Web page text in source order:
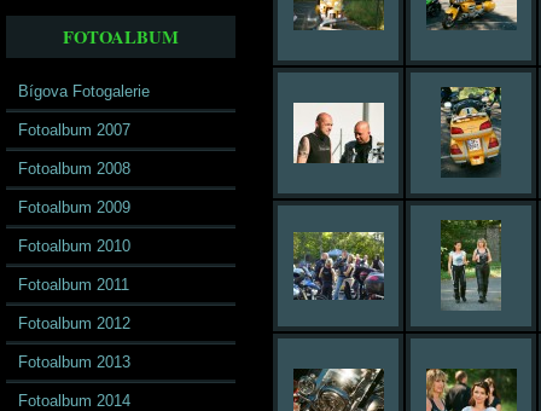
FOTOALBUM
Bígova Fotogalerie
Fotoalbum 2007
Fotoalbum 2008
Fotoalbum 2009
Fotoalbum 2010
Fotoalbum 2011
Fotoalbum 2012
Fotoalbum 2013
Fotoalbum 2014